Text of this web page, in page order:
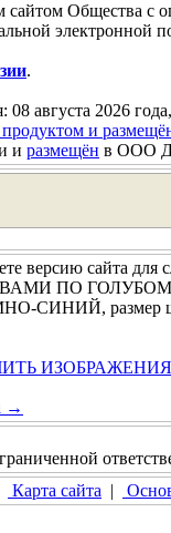
сайтом Общества с
электронной
.
августа 2026
и
и размещён в ООО
версию сайта для
ПО
СИНИЙ,
ИЗОБРАЖЕНИЯ
→
Карта сайта |